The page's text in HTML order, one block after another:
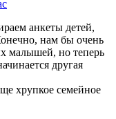
анкеты детей,
нам бы очень
малышей, но теперь
другая
хрупкое семейное